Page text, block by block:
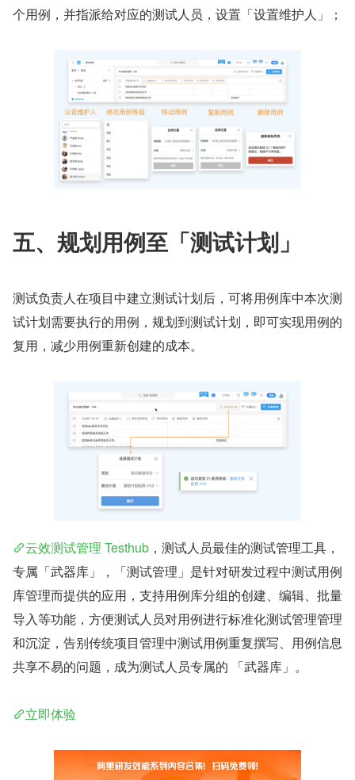
个用例，并指派给对应的测试人员，设置「设置维护人」；
五、规划用例至「测试计划」
测试负责人在项目中建立测试计划后，可将用例库中本次测
试计划需要执行的用例，规划到测试计划，即可实现用例的
复用，减少用例重新创建的成本。
云效测试管理 Testhub ，测试人员最佳的测试管理工具，
专属「武器库」，「测试管理」是针对研发过程中测试用例
库管理而提供的应用，支持用例库分组的创建、编辑、批量
导入等功能，方便测试人员对用例进行标准化测试管理管理
和沉淀，告别传统项目管理中测试用例重复撰写、用例信息
共享不易的问题，成为测试人员专属的 「武器库」。
立即体验